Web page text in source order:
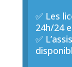
✅ Les
24h/24
✅